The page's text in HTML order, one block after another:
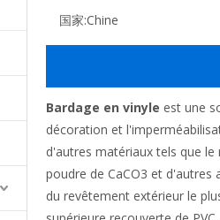
国家:Chine
Bardage en vinyle est une
décoration et
d'autres matériaux tels que
poudre de CaCO3 et d'autres
du revêtement extérieur le